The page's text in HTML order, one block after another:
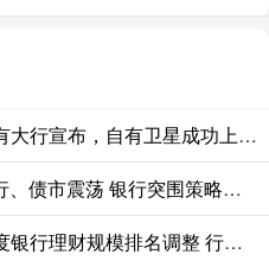
永旺配资APP下载 这家国有大行宣布，自有卫星成功上天！
久久牛配资平台 净息差下行、债市震荡 银行突围策略备受机构关注
卓信宝配资APP下载 一季度银行理财规模排名调整 行业竞争关键从渠道转向投研能力